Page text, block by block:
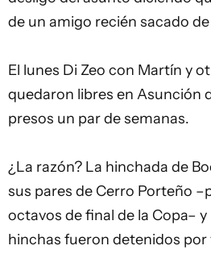
de un amigo recién sacado
El lunes Di Zeo con Martín y
quedaron libres en Asunción
presos un par de semanas.
¿La razón? La hinchada de
sus pares de Cerro Porteño
octavos de final de la Copa–
hinchas fueron detenidos por